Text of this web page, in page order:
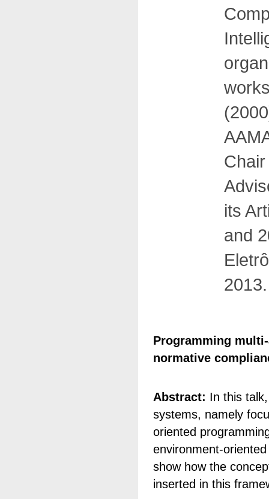
its
and
2013.
Programming
normative
Abstract: In this
systems, namely
oriented
environment-
show how the
inserted in this